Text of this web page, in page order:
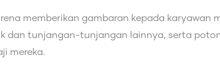
memberikan gambaran kepada karyawan
dan tunjangan-tunjangan lainnya, serta
mereka.